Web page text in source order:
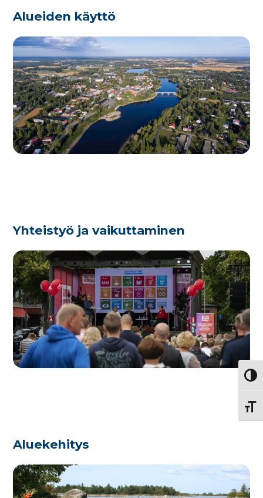
Alueiden käyttö
Yhteistyö ja vaikuttaminen
Aluekehitys